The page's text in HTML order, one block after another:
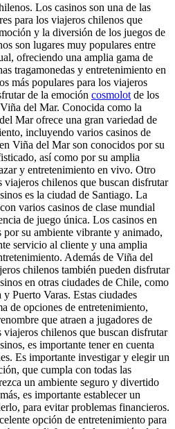
Los casinos son una de las
para los viajeros chilenos que
y la diversión de los juegos de
son lugares muy populares entre
ofreciendo una amplia gama de
tragamonedas y entretenimiento en
más populares para los viajeros
de la emoción cosmolot de los
del Mar. Conocida como la
Mar ofrece una gran variedad de
incluyendo varios casinos de
Viña del Mar son conocidos por su
así como por su amplia
y entretenimiento en vivo. Otro
viajeros chilenos que buscan disfrutar
es la ciudad de Santiago. La
varios casinos de clase mundial
de juego única. Los casinos en
por su ambiente vibrante y animado,
servicio al cliente y una amplia
Además de Viña del
chilenos también pueden disfrutar
en otras ciudades de Chile, como
Puerto Varas. Estas ciudades
de opciones de entretenimiento,
que atraen a jugadores de
chilenos que buscan disfrutar
es importante tener en cuenta
Es importante investigar y elegir un
que cumpla con todas las
un ambiente seguro y divertido
es importante establecer un
para evitar problemas financieros.
opción de entretenimiento para